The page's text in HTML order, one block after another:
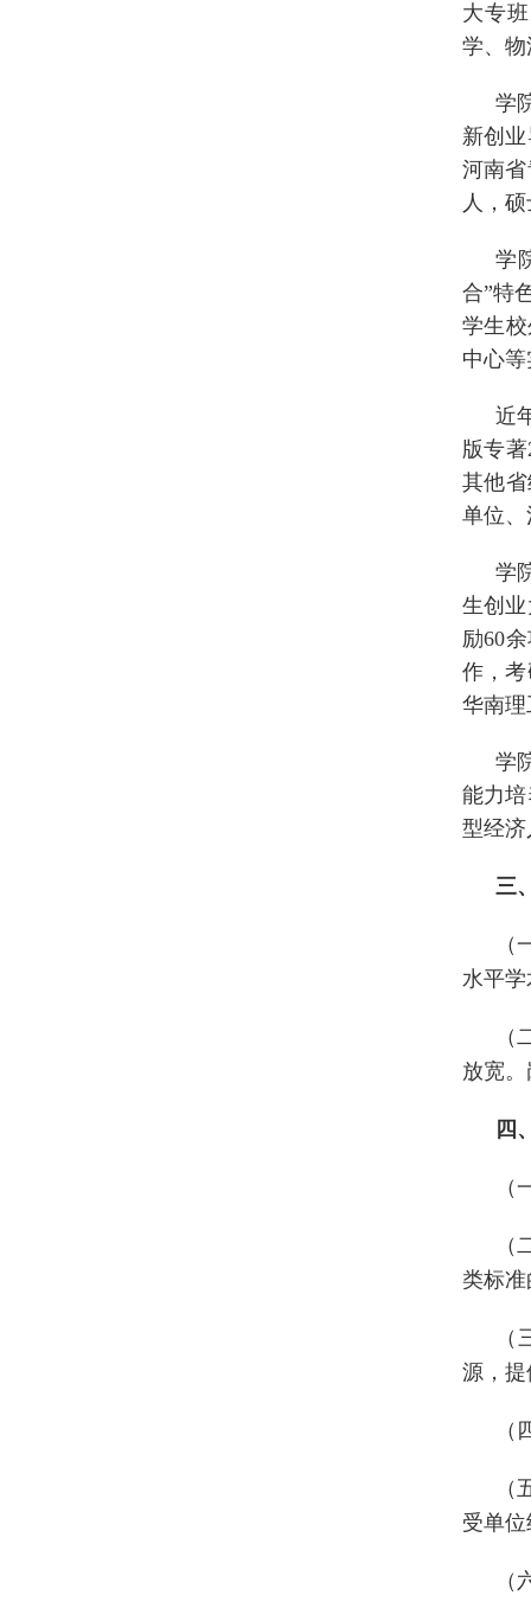
大专
学、
学
新创
河南
人，
学
合”特
学生
中心
近
版专
其他
单位
学
生创
励60
作，
华南
学
能力
型经
三
水平学
放宽
四
类标
源，提
受单